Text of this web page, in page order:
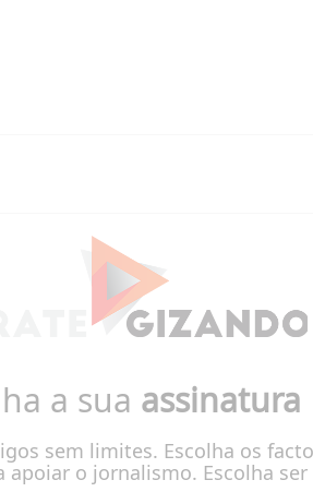
a sua assinatura
sem limites. Escolha os
apoiar o jornalismo. Escolha